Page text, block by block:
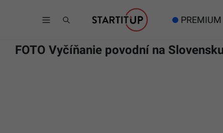
PREMIUM
FOTO Vyčíňanie povodní na